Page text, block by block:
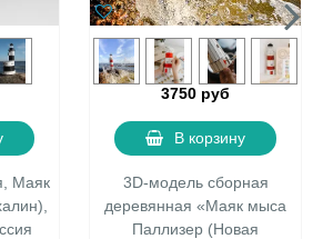
Маяк
3750 руб
В корзину
3D-модель сборная
деревянная «Маяк мыса
Паллизер (Новая